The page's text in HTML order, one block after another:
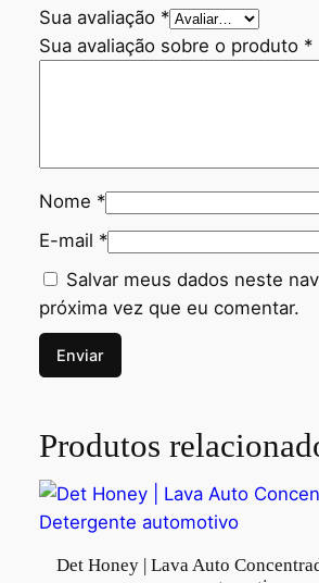
Sua avaliação *
Sua avaliação sobre o produto *
Nome *
E-mail *
Salvar meus dados neste
próxima vez que eu comentar.
Produtos
Det Honey | Lava Auto